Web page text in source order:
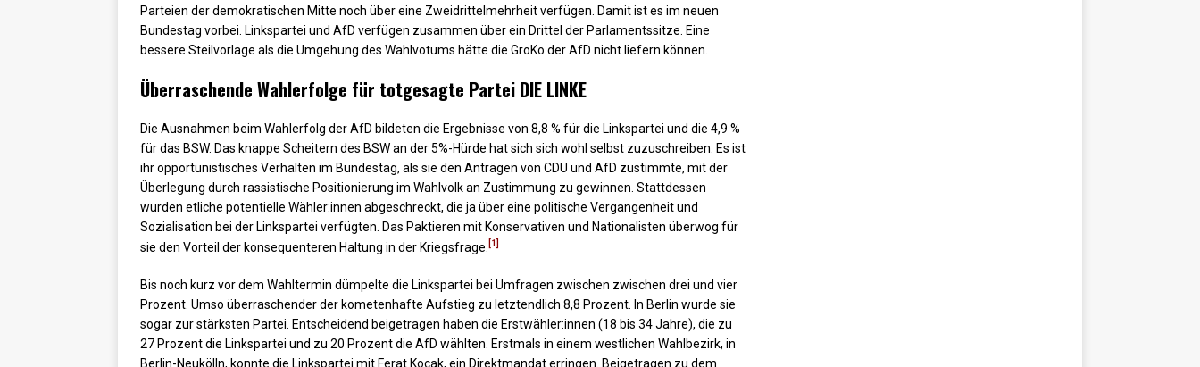
Parteien der demokratischen Mitte noch über eine Zweidrittelmehrheit verfügen. Damit ist es im neuen
Bundestag vorbei. Linkspartei und AfD verfügen zusammen über ein Drittel der Parlamentssitze. Eine
bessere Steilvorlage als die Umgehung des Wahlvotums hätte die GroKo der AfD nicht liefern können.
Überraschende Wahlerfolge für totgesagte Partei DIE LINKE
Die Ausnahmen beim Wahlerfolg der AfD bildeten die Ergebnisse von 8,8 % für die Linkspartei und die 4,9 %
für das BSW. Das knappe Scheitern des BSW an der 5%-Hürde hat sich sich wohl selbst zuzuschreiben. Es ist
ihr opportunistisches Verhalten im Bundestag, als sie den Anträgen von CDU und AfD zustimmte, mit der
Überlegung durch rassistische Positionierung im Wahlvolk an Zustimmung zu gewinnen. Stattdessen
wurden etliche potentielle Wähler:innen abgeschreckt, die ja über eine politische Vergangenheit und
Sozialisation bei der Linkspartei verfügten. Das Paktieren mit Konservativen und Nationalisten überwog für
sie den Vorteil der konsequenteren Haltung in der Kriegsfrage. [1]
Bis noch kurz vor dem Wahltermin dümpelte die Linkspartei bei Umfragen zwischen zwischen drei und vier
Prozent. Umso überraschender der kometenhafte Aufstieg zu letztendlich 8,8 Prozent. In Berlin wurde sie
sogar zur stärksten Partei. Entscheidend beigetragen haben die Erstwähler:innen (18 bis 34 Jahre), die zu
27 Prozent die Linkspartei und zu 20 Prozent die AfD wählten. Erstmals in einem westlichen Wahlbezirk, in
Berlin-Neukölln, konnte die Linkspartei mit Ferat Kocak, ein Direktmandat erringen. Beigetragen zu dem